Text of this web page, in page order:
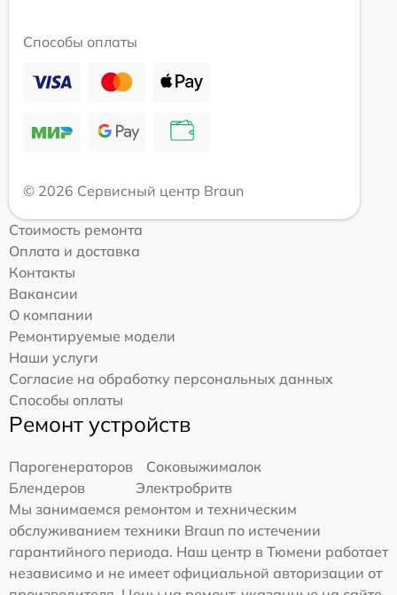
Способы оплаты
© 2026 Сервисный центр Braun
Стоимость ремонта
Оплата и доставка
Контакты
Вакансии
О компании
Ремонтируемые модели
Наши услуги
Согласие на обработку персональных данных
Способы оплаты
Ремонт устройств
Парогенераторов
Соковыжималок
Блендеров
Электробритв
Мы занимаемся ремонтом и техническим
обслуживанием техники Braun по истечении
гарантийного периода. Наш центр в Тюмени работает
независимо и не имеет официальной авторизации от